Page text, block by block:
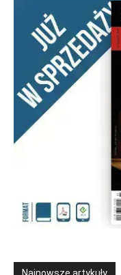
Najnowsze artykuły